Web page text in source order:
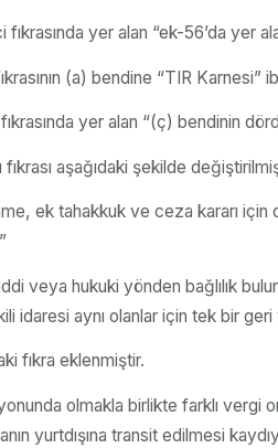
yer alan “ek-56’da yer
(a) bendine “TIR
yer alan “(ç) bendinin
aşağıdaki şekilde
ek tahakkuk ve ceza kararı
veya hukuki yönden bağlılık
aynı olanlar için tek bir
fıkra eklenmiştir.
olmakla birlikte farklı vergi
yurtdışına transit edilmesi